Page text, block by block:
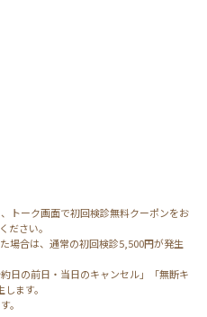
トーク画面で初回検診無料クーポンをお
ださい。
場合は、通常の初回検診5,500円が発生
日の前日・当日のキャンセル」「無断キ
ます。
。